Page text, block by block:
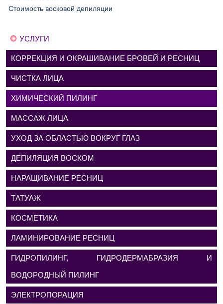
Стоимость восковой депиляции
УСЛУГИ
КОРРЕКЦИЯ И ОКРАШИВАНИЕ БРОВЕЙ И РЕСНИЦ
ЧИСТКА ЛИЦА
ХИМИЧЕСКИЙ ПИЛИНГ
МАССАЖ ЛИЦА
УХОД ЗА ОБЛАСТЬЮ ВОКРУГ ГЛАЗ
ДЕПИЛЯЦИЯ ВОСКОМ
НАРАЩИВАНИЕ РЕСНИЦ
ТАТУАЖ
КОСМЕТИКА
ЛАМИНИРОВАНИЕ РЕСНИЦ
ГИДРОПИЛИНГ, ГИДРОДЕРМАБРАЗИЯ И
ВОДОРОДНЫЙ ПИЛИНГ
ЭЛЕКТРОПОРАЦИЯ